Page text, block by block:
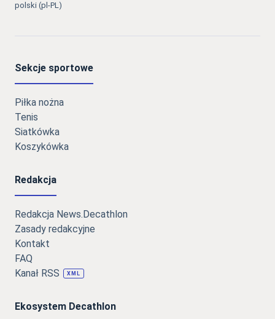
polski (pl-PL)
Sekcje sportowe
Piłka nożna
Tenis
Siatkówka
Koszykówka
Redakcja
Redakcja News.Decathlon
Zasady redakcyjne
Kontakt
FAQ
Kanał RSS
XML
Ekosystem Decathlon